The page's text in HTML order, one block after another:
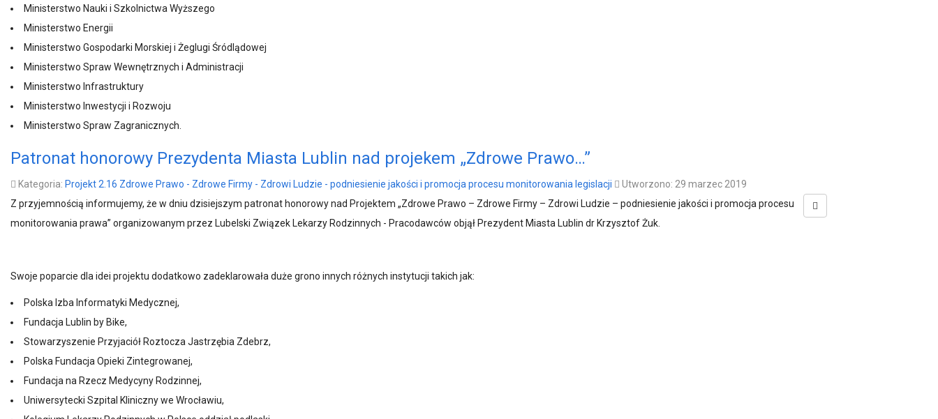
Ministerstwo Nauki i Szkolnictwa Wyższego
Ministerstwo Energii
Ministerstwo Gospodarki Morskiej i Żeglugi Śródlądowej
Ministerstwo Spraw Wewnętrznych i Administracji
Ministerstwo Infrastruktury
Ministerstwo Inwestycji i Rozwoju
Ministerstwo Spraw Zagranicznych.
Patronat honorowy Prezydenta Miasta Lublin nad projekem „Zdrowe Prawo…”
Kategoria: Projekt 2.16 Zdrowe Prawo - Zdrowe Firmy - Zdrowi Ludzie - podniesienie jakości i promocja procesu monitorowania legislacji
Utworzono: 29 marzec 2019
Z przyjemnością informujemy, że w dniu dzisiejszym patronat honorowy nad Projektem „Zdrowe Prawo – Zdrowe Firmy – Zdrowi Ludzie – podniesienie jakości i promocja procesu
monitorowania prawa” organizowanym przez Lubelski Związek Lekarzy Rodzinnych - Pracodawców objął Prezydent Miasta Lublin dr Krzysztof Żuk.
Swoje poparcie dla idei projektu dodatkowo zadeklarowała duże grono innych różnych instytucji takich jak:
Polska Izba Informatyki Medycznej,
Fundacja Lublin by Bike,
Stowarzyszenie Przyjaciół Roztocza Jastrzębia Zdebrz,
Polska Fundacja Opieki Zintegrowanej,
Fundacja na Rzecz Medycyny Rodzinnej,
Uniwersytecki Szpital Kliniczny we Wrocławiu,